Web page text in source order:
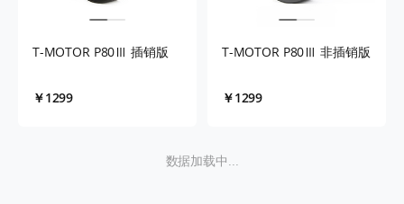
T-MOTOR P80Ⅲ 插销版
￥1299
T-MOTOR P80Ⅲ 非插销版
￥1299
数据加载中...